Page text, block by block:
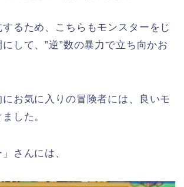
るため、こちらもモンスターをじ
して、”逆”数の暴力で立ち向かお
お気に入りの冒険者には、良いモ
した。
さんには、